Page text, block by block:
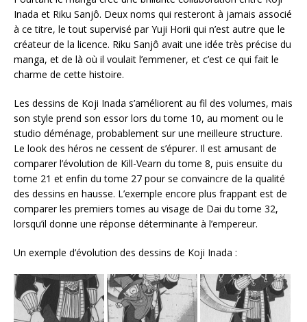
Inada et Riku Sanjô. Deux noms qui resteront à jamais associé
à ce titre, le tout supervisé par Yuji Horii qui n’est autre que le
créateur de la licence. Riku Sanjô avait une idée très précise du
manga, et de là où il voulait l’emmener, et c’est ce qui fait le
charme de cette histoire.
Les dessins de Koji Inada s’améliorent au fil des volumes, mais
son style prend son essor lors du tome 10, au moment ou le
studio déménage, probablement sur une meilleure structure.
Le look des héros ne cessent de s’épurer. Il est amusant de
comparer l’évolution de Kill-Vearn du tome 8, puis ensuite du
tome 21 et enfin du tome 27 pour se convaincre de la qualité
des dessins en hausse. L’exemple encore plus frappant est de
comparer les premiers tomes au visage de Dai du tome 32,
lorsqu’il donne une réponse déterminante à l’empereur.
Un exemple d’évolution des dessins de Koji Inada :